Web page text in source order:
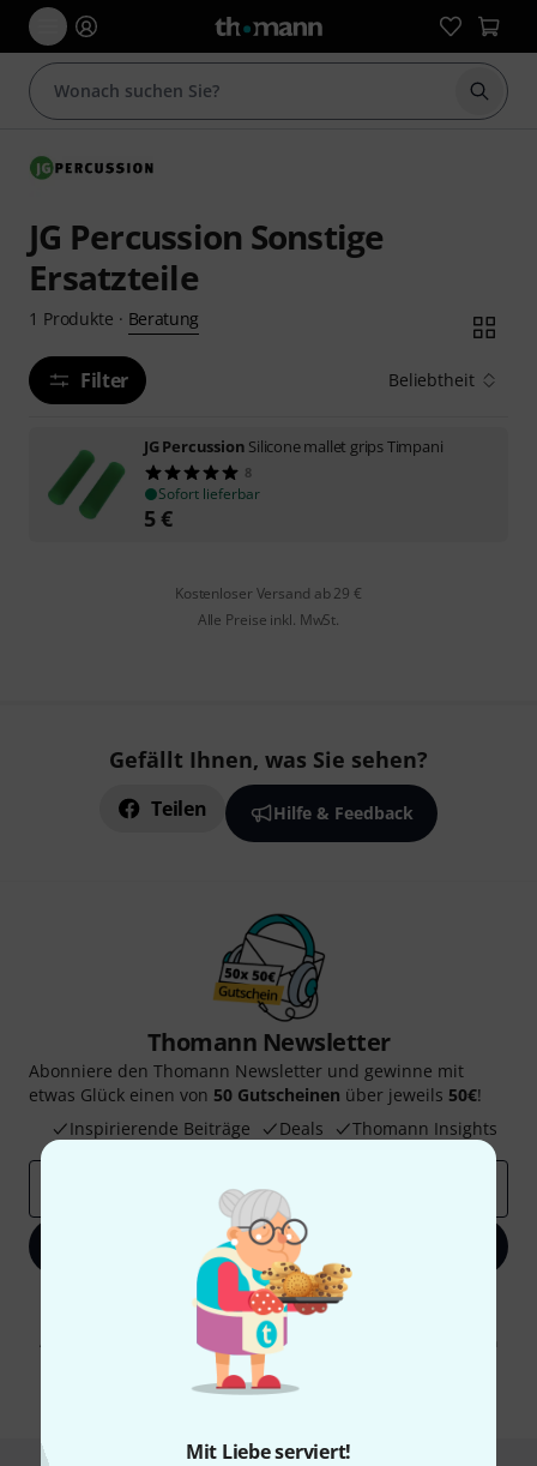
Mit Liebe serviert!
Suche
JG Percussion Sonstige
Ersatzteile
1 Produkte · Beratung
Filter Beliebtheit
JG Percussion Silicone mallet grips Timpani
8
Sofort lieferbar
5€
Kostenloser Versand ab 29 €
Alle Preise inkl. MwSt.
Gefällt Ihnen, was Sie sehen?
Teilen Hilfe & Feedback
Thomann Newsletter
Abonniere den Thomann Newsletter und gewinne mit
etwas Glück einen von 50 Gutscheinen über jeweils 50€!
Inspirierende Beiträge
Deals Thomann Insights
Jetzt anmelden
Mit Klick auf „Jetzt anmelden“ stimmen Sie dem Erhalt von E-Mail-
Werbung und einer Messung des E-Mail-Nutzungsverhaltens zu. Die
Abmeldung ist jederzeit möglich. Weitere Informationen finden Sie in
unserenDatenschutzhinweisen
* Pflichtfeld